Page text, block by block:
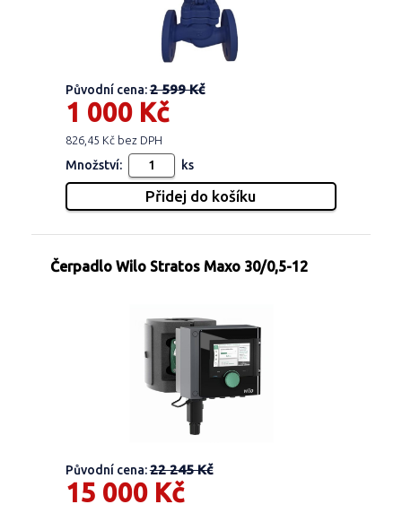
Původní cena:2 599 Kč
1 000 Kč
826,45 Kč bez DPH
Množství: ks
Čerpadlo Wilo Stratos Maxo 30/0,5-12
Původní cena:22 245 Kč
15 000 Kč